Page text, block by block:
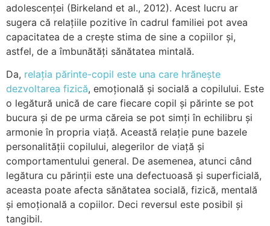
adolescenței (Birkeland et al., 2012). Acest lucru ar
sugera că relațiile pozitive în cadrul familiei pot avea
capacitatea de a crește stima de sine a copiilor și,
astfel, de a îmbunătăți sănătatea mintală.
Da, relația părinte-copil este una care hrănește
dezvoltarea fizică, emoțională și socială a copilului. Este
o legătură unică de care fiecare copil și părinte se pot
bucura și de pe urma căreia se pot simți în echilibru și
armonie în propria viață. Această relație pune bazele
personalității copilului, alegerilor de viață și
comportamentului general. De asemenea, atunci când
legătura cu părinții este una defectuoasă și superficială,
aceasta poate afecta sănătatea socială, fizică, mentală
și emoțională a copiilor. Deci reversul este posibil și
tangibil.